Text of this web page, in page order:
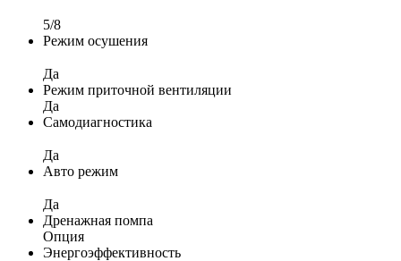
5/8
Режим осушения
Да
Режим приточной вентиляции
Да
Самодиагностика
Да
Авто режим
Да
Дренажная помпа
Опция
Энергоэффективность